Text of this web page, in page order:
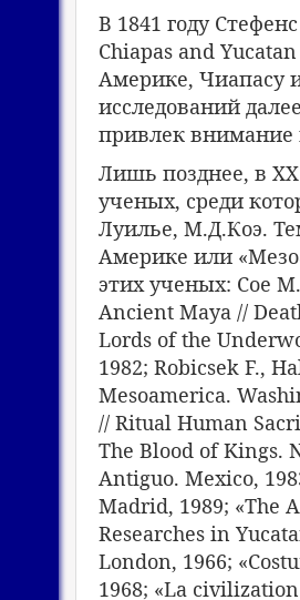
В 1841 году
Chiapas and
Америке, Чиапасу
исследований
привлек внимание
Лишь позднее, в ХХ
ученых, среди
Луилье, М.Д.Коэ.
Америке или
этих ученых: Сое
Ancient Maya //
Lords of the
1982; Robicsek F.,
Mesoamerica.
// Ritual Human
The Blood of Kings.
Antiguo. Mexico,
Madrid, 1989; «The
Researches in
London, 1966;
1968; «La